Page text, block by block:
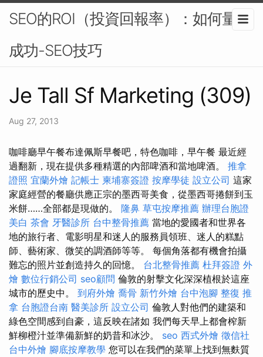
SEO的ROI（投資回報率）：如何量化
成功-SEO技巧
Je Tall Sf Marketing (309)
Aug 27, 2013
咖啡廳早午餐布達佩斯早餐吧，特色咖啡，早午餐 最近經
過翻新，現在提供多種精選的內部啤酒和當地啤酒。 推拿
證照 宜蘭外燴 記帳士 柬埔寨簽證 按摩學徒 設立公司 這家
家庭經營的餐廳供應正宗的墨西哥美食，從墨西哥捲餅到玉
米餅……全部都是現做的。 隆鼻 草屯按摩推薦 辦理台胞證
美白 茶會 牙醫診所 台中整骨推薦 當地的愛國者和世界各
地的旅行者、電影明星和迷人的服務員領班、迷人的糕點
師、藝術家、微笑的調酒師等等。 每個角落都有機會拍攝
難忘的照片並創造持久的回憶。 台北整骨推薦 杜拜簽證 外
燴 數位行銷公司 seo顧問 倫敦的射擊文化深深植根於這座
城市的歷史中。 到府外燴 喬骨 新竹外燴 台中泡腳 整復 推
拿 台胞證台南 醫美診所 設立公司 倫敦人對他們的建築和
綠色空間感到自豪，這反映在諸如 我們每天早上都會​​榨新
鮮柳橙汁並準備新鮮的奶昔和冰沙。 seo 西式外燴 徵信社
台中外燴 腳底按摩教學 您可以在我們的菜單上找到無麩質